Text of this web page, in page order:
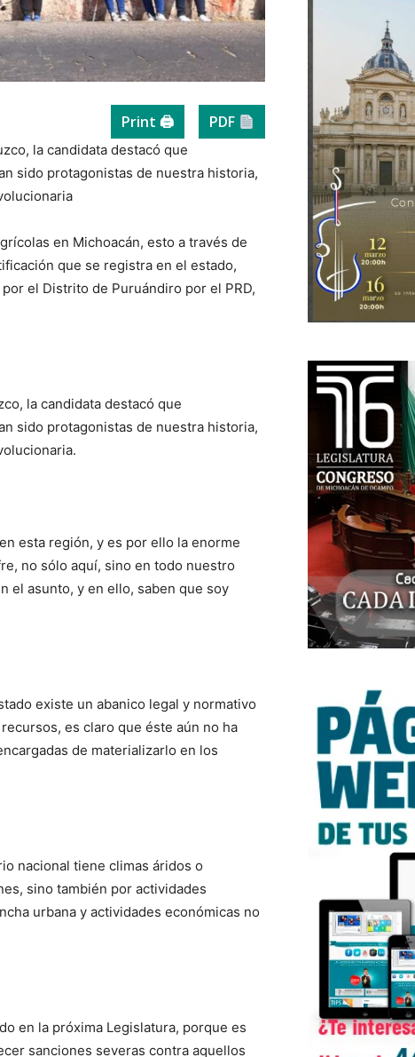
Print 🖨 PDF
la candidata destacó que
sido protagonistas de nuestra historia,
en Michoacán, esto a través de
que se registra en el estado,
el Distrito de Puruándiro por el PRD,
la candidata destacó que
sido protagonistas de nuestra historia,
esta región, y es por ello la enorme
no sólo aquí, sino en todo nuestro
el asunto, y en ello, saben que soy
existe un abanico legal y normativo
es claro que éste aún no ha
de materializarlo en los
nacional tiene climas áridos o
sino también por actividades
urbana y actividades económicas no
en la próxima Legislatura, porque es
sanciones severas contra aquellos